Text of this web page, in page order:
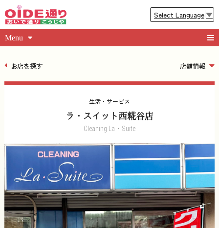
Select Language▼
Menu
お店を探す 店舗情報
生活・サービス
ラ・スイット西糀谷店
Cleaning La・Suite